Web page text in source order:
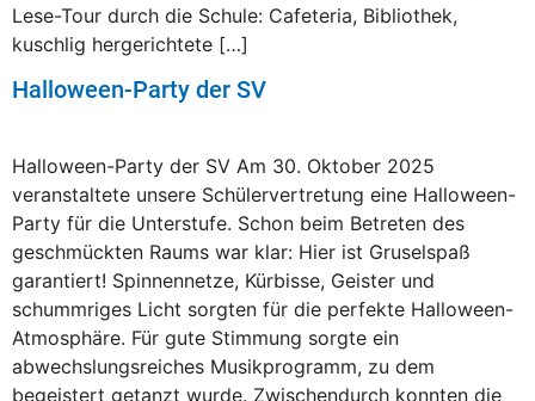
Lese-Tour durch die Schule: Cafeteria, Bibliothek,
kuschlig hergerichtete […]
Halloween-Party der SV
Halloween-Party der SV Am 30. Oktober 2025
veranstaltete unsere Schülervertretung eine Halloween-
Party für die Unterstufe. Schon beim Betreten des
geschmückten Raums war klar: Hier ist Gruselspaß
garantiert! Spinnennetze, Kürbisse, Geister und
schummriges Licht sorgten für die perfekte Halloween-
Atmosphäre. Für gute Stimmung sorgte ein
abwechslungsreiches Musikprogramm, zu dem
begeistert getanzt wurde. Zwischendurch konnten die